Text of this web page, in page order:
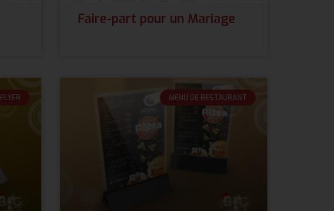
Faire-part pour un Mariage
FLYER MENU DE RESTAURANT